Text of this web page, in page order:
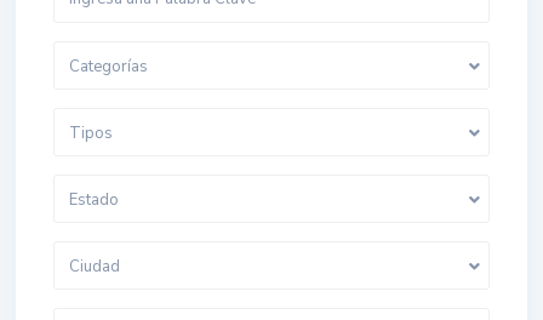
Categorías
Tipos
Estado
Ciudad